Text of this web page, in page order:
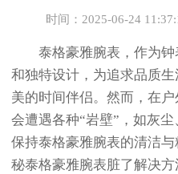
时间：2025-06-24
泰格豪雅腕表，作为钟
和独特设计，为追求品质
美的时间伴侣。然而，在
会遭遇各种“岩壁”，如灰
保持泰格豪雅腕表的清洁
秘泰格豪雅腕表脏了解决